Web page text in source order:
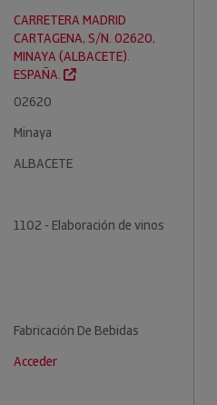
CARRETERA MADRID
CARTAGENA, S/N. 02620,
MINAYA (ALBACETE).
ESPAÑA.
02620
Minaya
ALBACETE
1102 - Elaboración de vinos
Fabricación De Bebidas
Acceder